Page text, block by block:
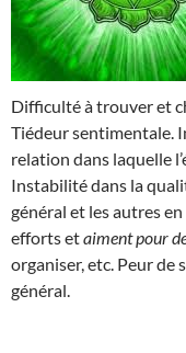
Difficulté à trouver et
Tiédeur sentimentale.
relation dans laquelle
Instabilité dans la
général et les autres
efforts etaiment pour
organiser, etc. Peur de
général.